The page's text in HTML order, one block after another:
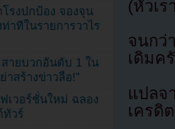
(หัวเร
จนกว่
เดิมค
แปล
เครดิ
รงปกป้อง จองจุน
าทีในรายการวาไร
ายบวกอันดับ 1 ใน
าสร้างข่าวลือ!”
เวอร์ชั่นใหม่ ฉลอง
ทัวร์